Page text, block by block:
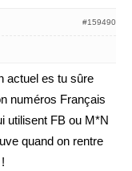
#159490
actuel es tu sûre
numéros Français
utilisent FB ou M*N
quand on rentre